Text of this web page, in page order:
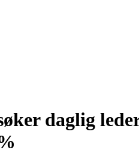
daglig